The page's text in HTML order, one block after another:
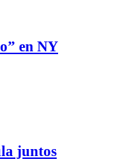
en NY
juntos